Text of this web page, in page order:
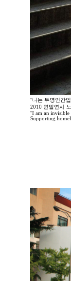
"나는 투명인간
2010 연말연시
"I am an invisible
Supporting